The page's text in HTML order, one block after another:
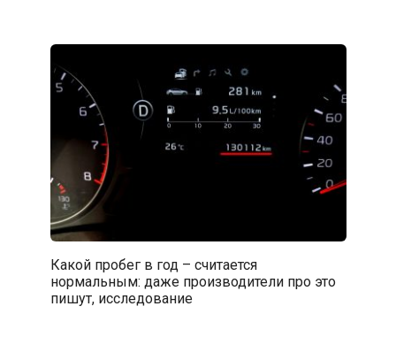
Какой пробег в год – считается
нормальным: даже производители про это
пишут, исследование